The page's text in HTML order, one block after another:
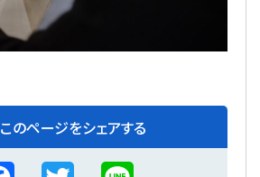
このページをシェアする